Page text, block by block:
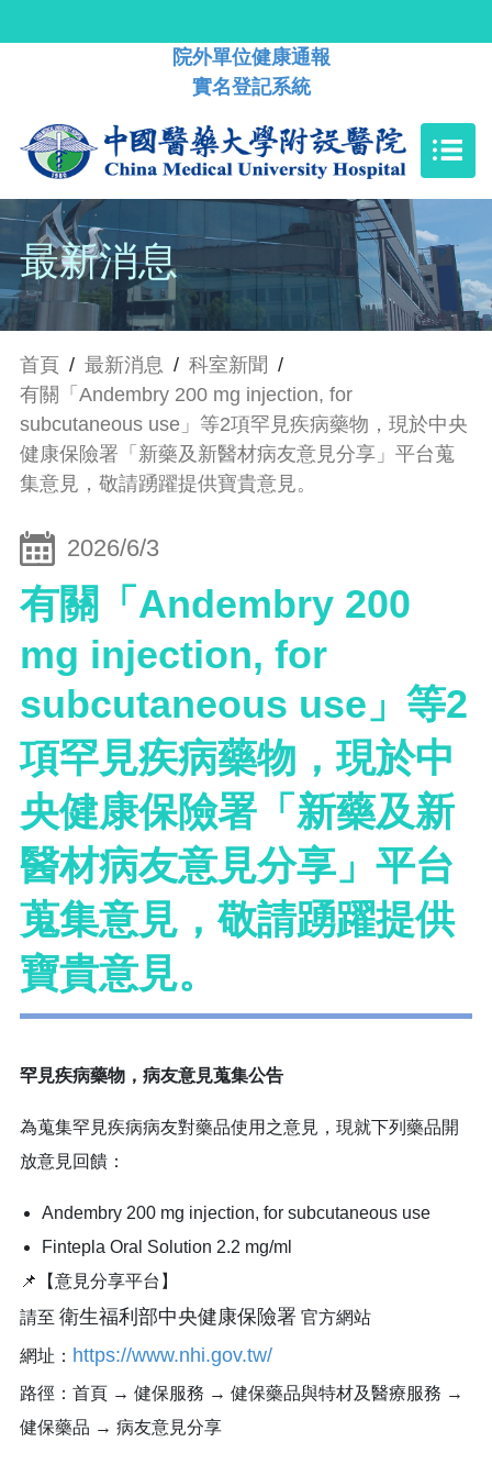
院外單位健康通報
實名登記系統
最新消息
首頁 / 最新消息 / 科室新聞 /
有關「Andembry 200 mg injection, for
subcutaneous use」等2項罕見疾病藥物，現於中央
健康保險署「新藥及新醫材病友意見分享」平台蒐
集意見，敬請踴躍提供寶貴意見。
2026/6/3
有關「Andembry 200
mg injection, for
subcutaneous use」等2
項罕見疾病藥物，現於中
央健康保險署「新藥及新
醫材病友意見分享」平台
蒐集意見，敬請踴躍提供
寶貴意見。
罕見疾病藥物，病友意見蒐集公告
為蒐集罕見疾病病友對藥品使用之意見，現就下列藥品開
放意見回饋：
Andembry 200 mg injection, for subcutaneous use
Fintepla Oral Solution 2.2 mg/ml
📌【意見分享平台】
請至 衛生福利部中央健康保險署 官方網站
網址： https://www.nhi.gov.tw/
路徑：首頁 → 健保服務 → 健保藥品與特材及醫療服務 →
健保藥品 → 病友意見分享